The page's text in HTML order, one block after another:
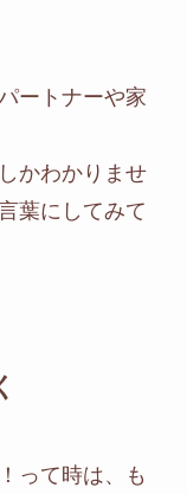
ートナーや家
かわかりませ
葉にしてみて
って時は、も